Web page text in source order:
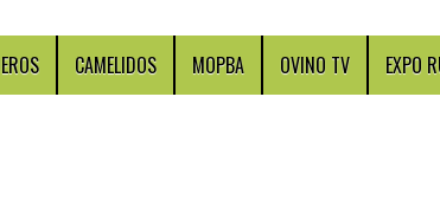
CAMELIDOS MOPBA OVINO TV EXPO